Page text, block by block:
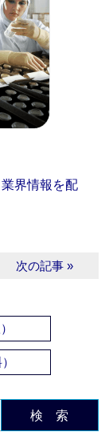
界情報を配
次の記事 »
検 索